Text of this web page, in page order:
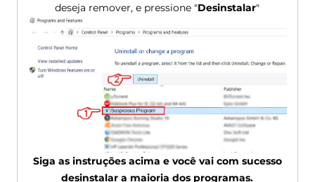
deseja remover, e pressione "Desinstalar"
Siga as instruções acima e você vai com sucesso
desinstalar a maioria dos programas.